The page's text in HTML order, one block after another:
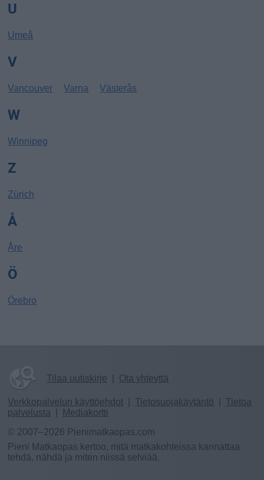
U
Umeå
V
Vancouver Varna Västerås
W
Winnipeg
Z
Zürich
Å
Åre
Ö
Örebro
Tilaa uutiskirje Ota yhteyttä
Verkkopalvelun käyttöehdot Tietosuojakäytäntö
Tietoa
palvelusta
Mediakortti
© 2007–2026 Pienimatkaopas.com
Pieni Matkaopas kertoo, mitä matkakohteissa kannattaa
tehdä, nähdä ja miten niissä selviää.